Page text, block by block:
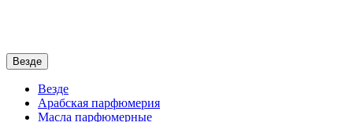
Везде
Везде
Арабская парфюмерия
Масла парфюмерные